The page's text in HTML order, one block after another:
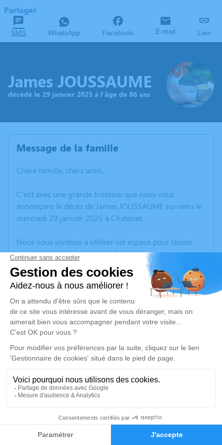
Faire-part Hommages
Partager
SMS WhatsApp Facebook E-mail Lien
James JOUSSAUME
décédé le 29 janvier 2025 à l'âge de 86 ans
Message de la famille
Chère famille, chers amis,
C’est avec une grande tristesse que nous vous
annonçons le décès de James JOUSSAUME survenu le
mercredi 29 janvier 2025 à Chatenet.
Nous vous invitons à utiliser cet espace pour laisser
vos condoléances, partager des photos souvenirs, une
anecdote ou exprimer vos pensées à travers des
poèmes ou des textes. Cet endroit est un lieu
d'expression dédié à honorer la mémoire de James
JOUSSAUME.
Cérémonie religieuse
Église Saint Pierre de Chevanceaux
Le bourg
Je rends hommage